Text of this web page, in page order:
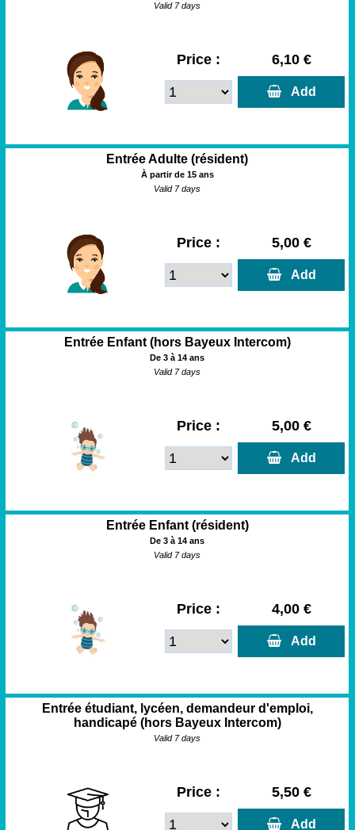
Valid 7 days
Price : 6,10 €
Add
Entrée Adulte (résident)
À partir de 15 ans
Valid 7 days
Price : 5,00 €
Add
Entrée Enfant (hors Bayeux Intercom)
De 3 à 14 ans
Valid 7 days
Price : 5,00 €
Add
Entrée Enfant (résident)
De 3 à 14 ans
Valid 7 days
Price : 4,00 €
Add
Entrée étudiant, lycéen, demandeur d'emploi,
handicapé (hors Bayeux Intercom)
Valid 7 days
Price : 5,50 €
Add